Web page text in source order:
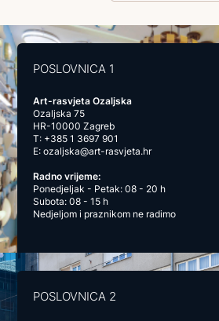
POSLOVNICA 1
Art-rasvjeta Ozaljska
Ozaljska 75
HR-10000 Zagreb
T: +385 1 3697 901
E:ozaljska@art-rasvjeta.hr
Radno vrijeme:
Ponedjeljak - Petak: 08 - 20 h
Subota: 08 - 15 h
Nedjeljom i praznikom ne radimo
POSLOVNICA 2